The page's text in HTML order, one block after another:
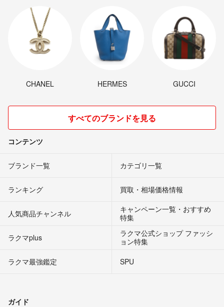
CHANEL HERMES GUCCI
すべてのブランドを見る
コンテンツ
ブランド一覧 カテゴリ一覧
ランキング 買取・相場価格情報
人気商品チャンネル
キャンペーン一覧・おすすめ
特集
ラクマplus
ラクマ公式ショップ ファッシ
ョン特集
ラクマ最強鑑定
SPU
ガイド